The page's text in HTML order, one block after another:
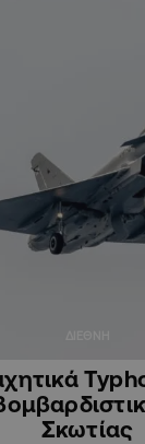
Σκωτίας